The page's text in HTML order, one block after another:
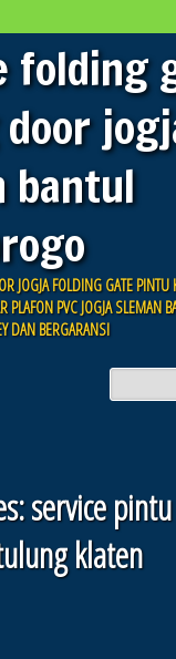
folding
bantul
JOGJA FOLDING GATE
PLAFON PVC JOGJA SLEMAN
DAN BERGARANSI
service
klaten